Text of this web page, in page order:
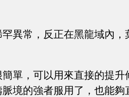
異常，反正在黑龍域內
單，可以用來直接的提
境的強者服用了，也能夠